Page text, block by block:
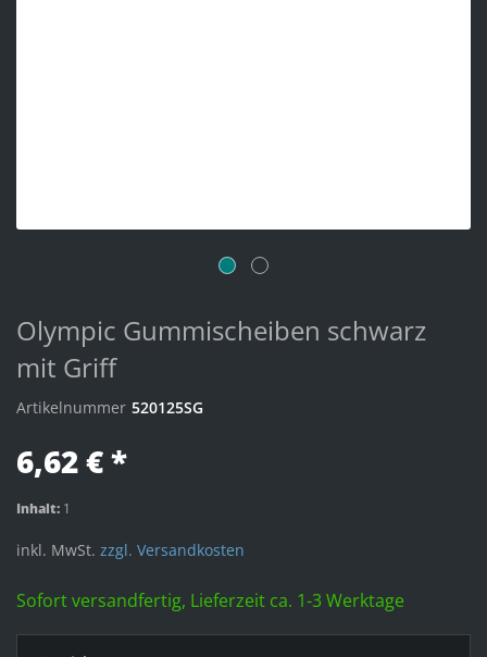
Olympic Gummischeiben schwarz
mit Griff
Artikelnummer 520125SG
6,62 € *
Inhalt: 1
inkl. MwSt. zzgl. Versandkosten
Sofort versandfertig, Lieferzeit ca. 1-3 Werktage